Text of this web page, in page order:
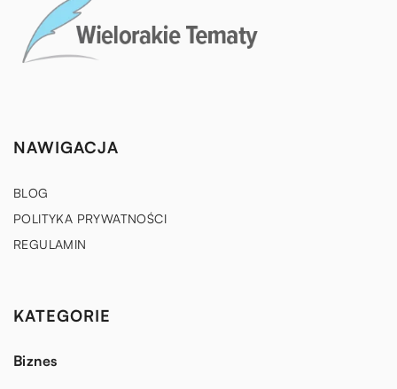
NAWIGACJA
BLOG
POLITYKA PRYWATNOŚCI
REGULAMIN
KATEGORIE
Biznes